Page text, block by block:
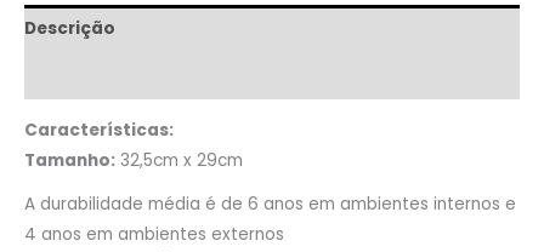
Descrição
Características:
Tamanho: 32,5cm x 29cm
A durabilidade média é de 6 anos em ambientes internos e
4 anos em ambientes externos